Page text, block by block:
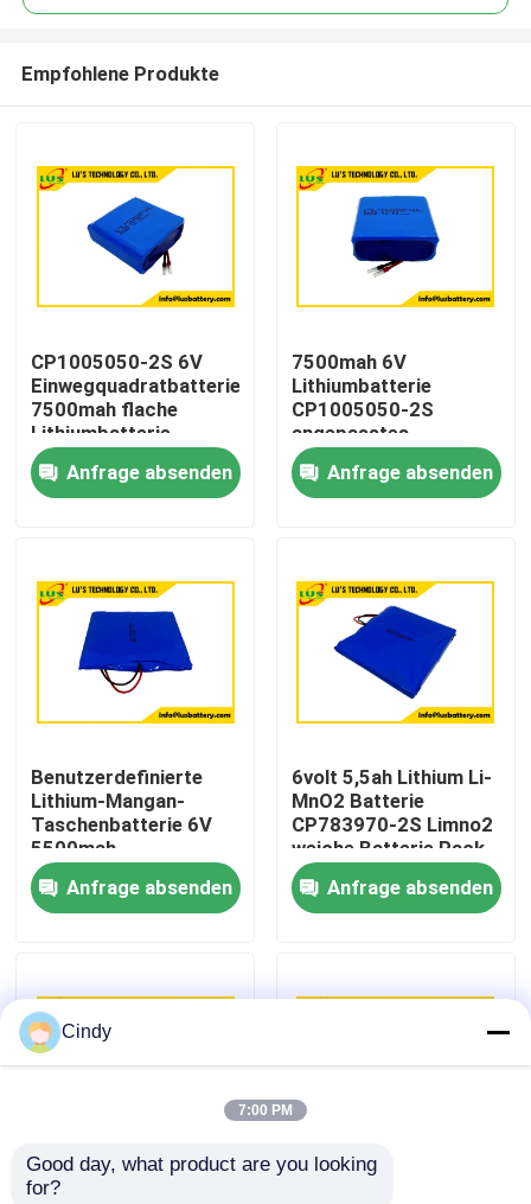
Produkte
Über uns
Qualitätskontrolle
Treten Sie mit uns in Verbindung
Fälle
Lithium-Thionylchlorid-Batterie
Lithium-Mangan-Dioxid-Batterie
Empfohlene Produkte
CP1005050-2S 6V
Einwegquadratbatterie
7500mah flache
Lithiumbatterie
Anpassung
Anfrage absenden
7500mah 6V
Lithiumbatterie
CP1005050-2S
angepasstes
Lithiumbatteriepaket
Anfrage absenden
Benutzerdefinierte
Lithium-Mangan-
Taschenbatterie 6V
5500mah
Dünnzellbatterie
CP783970-2S
Batterie
Anfrage absenden
6volt 5,5ah Lithium Li-
MnO2 Batterie
CP783970-2S Limno2
weiche Batterie Pack
OEM-Fabrik
Anfrage absenden
Li-MnO2 Pouch Cell
Cindy
7:00 PM
Good day, what product are you looking
for?